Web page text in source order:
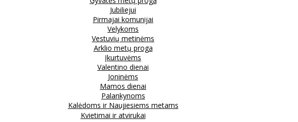
Jubiliejui
Pirmajai komunijai
Velykoms
Vestuvių metinėms
Arklio metų proga
Įkurtuvėms
Valentino dienai
Joninėms
Mamos dienai
Palankynoms
Kalėdoms ir Naujiesiems metams
Kvietimai ir atvirukai